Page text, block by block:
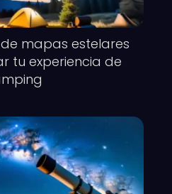
mapas estelares
tu experiencia de